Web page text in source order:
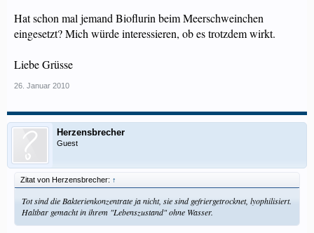
Hat schon mal jemand Bioflurin beim Meerschweinchen
eingesetzt? Mich würde interessieren, ob es trotzdem wirkt.
Liebe Grüsse
26. Januar 2010
Herzensbrecher
Guest
Zitat von Herzensbrecher: ↑
Tot sind die Bakterienkonzentrate ja nicht, sie sind gefriergetrocknet, lyophilisiert.
Haltbar gemacht in ihrem "Lebenszustand" ohne Wasser.